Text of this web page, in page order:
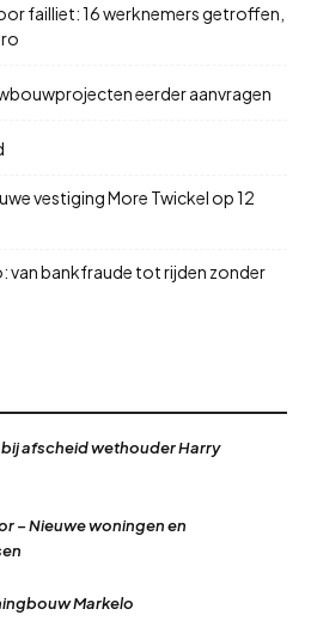
failliet: 16 werknemers getroffen,
eerder aanvragen
vestiging More Twickel op 12
van bankfraude tot rijden zonder
afscheid wethouder Harry
– Nieuwe woningen en
Markelo